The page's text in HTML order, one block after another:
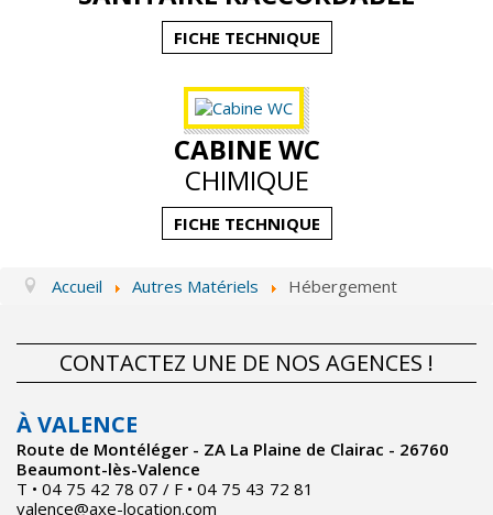
FICHE TECHNIQUE
CABINE WC
CHIMIQUE
FICHE TECHNIQUE
Accueil Autres Matériels Hébergement
CONTACTEZ UNE DE NOS AGENCES !
À VALENCE
Route de Montéléger - ZA La Plaine de Clairac - 26760
Beaumont-lès-Valence
T • 04 75 42 78 07 / F • 04 75 43 72 81
valence@axe-location.com